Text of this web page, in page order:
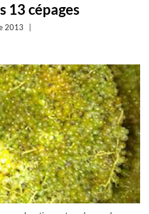
13 cépages
2013